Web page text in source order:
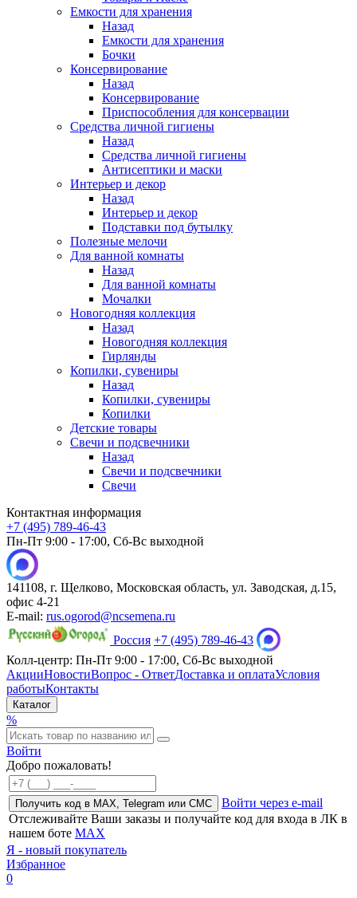
Емкости для хранения
Назад
Емкости для хранения
Бочки
Консервирование
Назад
Консервирование
Приспособления для консервации
Средства личной гигиены
Назад
Средства личной гигиены
Антисептики и маски
Интерьер и декор
Назад
Интерьер и декор
Подставки под бутылку
Полезные мелочи
Для ванной комнаты
Назад
Для ванной комнаты
Мочалки
Новогодняя коллекция
Назад
Новогодняя коллекция
Гирлянды
Копилки, сувениры
Назад
Копилки, сувениры
Копилки
Детские товары
Свечи и подсвечники
Назад
Свечи и подсвечники
Свечи
Контактная информация
+7 (495) 789-46-43
Пн-Пт 9:00 - 17:00, Сб-Вс выходной
141108, г. Щелково, Московская область, ул. Заводская, д.15,
офис 4-21
E-mail: rus.ogorod@ncsemena.ru
Россия +7 (495) 789-46-43
Колл-центр: Пн-Пт 9:00 - 17:00, Сб-Вс выходной
АкцииНовостиВопрос - ОтветДоставка и оплатаУсловия
работыКонтакты
Каталог
%
Войти
Добро пожаловать!
Получить код в MAX, Telegram или СМС
Войти через e-mail
Отслеживайте Ваши заказы и получайте код для входа в ЛК в
нашем боте MAX
Я - новый покупатель
Избранное
0